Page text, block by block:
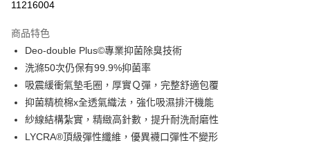
Apple Pay
ATM付款
運送方式
11216004
商品特色
Deo-double Plus©專業抑菌除臭技術
洗滌50次仍保有99.9%抑菌率
吸震緩衝氣墊毛圈，厚實Ｑ彈，完整舒適包覆
抑菌精梳棉x全透氣織法，強化吸濕排汗機能
紗線結構紮實，精緻高針數，提升耐洗耐磨性
LYCRA®頂級彈性纖維，優異襪口彈性不變形